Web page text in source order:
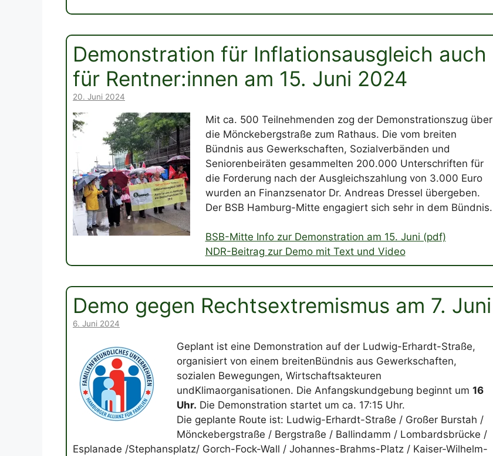
Demonstration für Inflationsausgleich auch
für Rentner:innen am 15. Juni 2024
20. Juni 2024
Mit ca. 500 Teilnehmenden zog der Demonstrationszug über
die Mönckebergstraße zum Rathaus. Die vom breiten
Bündnis aus Gewerkschaften, Sozialverbänden und
Seniorenbeiräten gesammelten 200.000 Unterschriften für
die Forderung nach der Ausgleichszahlung von 3.000 Euro
wurden an Finanzsenator Dr. Andreas Dressel übergeben.
Der BSB Hamburg-Mitte engagiert sich sehr in dem Bündnis.
BSB-Mitte Info zur Demonstration am 15. Juni (pdf)
NDR-Beitrag zur Demo mit Text und Video
Demo gegen Rechtsextremismus am 7. Juni
6. Juni 2024
Geplant ist eine Demonstration auf der Ludwig-Erhardt-Straße,
organisiert von einem breitenBündnis aus Gewerkschaften,
sozialen Bewegungen, Wirtschaftsakteuren
undKlimaorganisationen. Die Anfangskundgebung beginnt um 16
Uhr. Die Demonstration startet um ca. 17:15 Uhr.
Die geplante Route ist: Ludwig-Erhardt-Straße / Großer Burstah /
Mönckebergstraße / Bergstraße / Ballindamm / Lombardsbrücke /
Esplanade /Stephansplatz/ Gorch-Fock-Wall / Johannes-Brahms-Platz / Kaiser-Wilhelm-